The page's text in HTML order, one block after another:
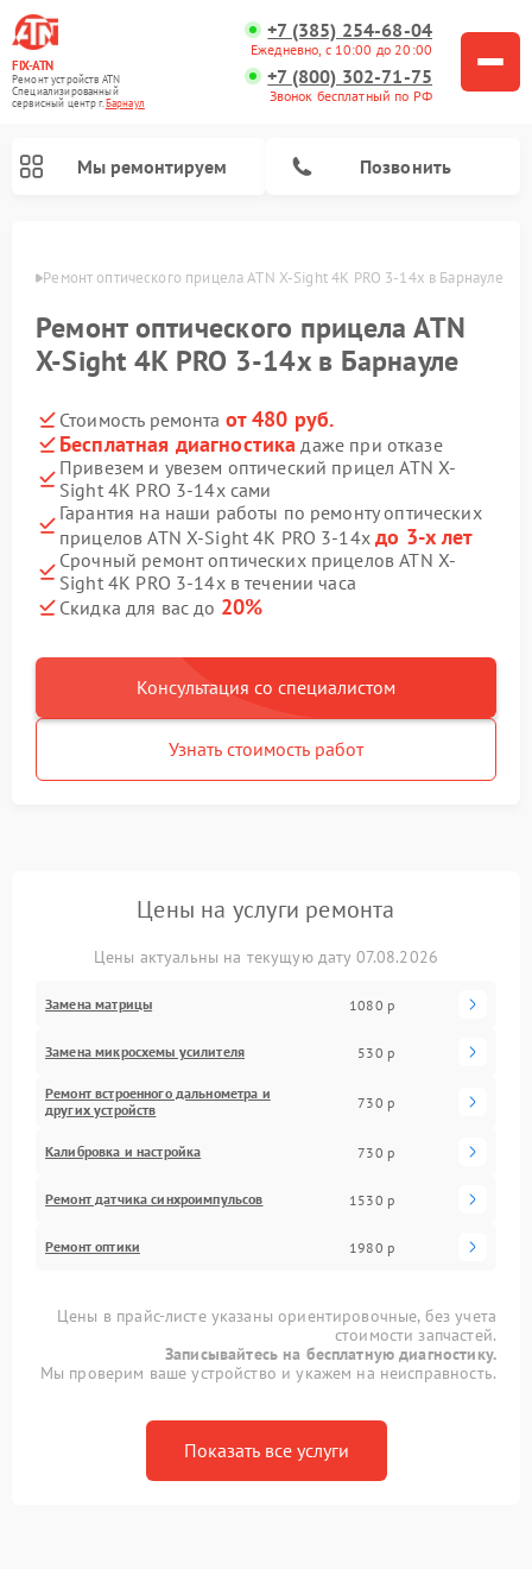
FIX-ATN
Ремонт устройств ATN
Специализированный
cервисный центр г.Барнаул
+7 (385) 254-68-04
Ежедневно, с 10:00 до 20:00
+7 (800) 302-71-75
Звонок бесплатный по РФ
Мы ремонтируем Позвонить
Ремонт оптического прицела ATN X-Sight 4K PRO 3-14x в Барнауле
Ремонт оптического прицела ATN
X-Sight 4K PRO 3-14x в Барнауле
Стоимость ремонта от 480 руб.
Бесплатная диагностика даже при отказе
Привезем и увезем оптический прицел ATN X-
Sight 4K PRO 3-14x сами
Гарантия на наши работы по ремонту оптических
прицелов ATN X-Sight 4K PRO 3-14xдо 3-х лет
Срочный ремонт оптических прицелов ATN X-
Sight 4K PRO 3-14x в течении часа
Скидка для вас до 20%
Консультация со специалистом
Узнать стоимость работ
Цены на услуги ремонта
Цены актуальны на текущую дату 07.08.2026
Замена матрицы 1080 р
Замена микросхемы усилителя 530 р
Ремонт встроенного дальнометра и
других устройств
730 р
Калибровка и настройка 730 р
Ремонт датчика синхроимпульсов 1530 р
Ремонт оптики 1980 р
Цены в прайс-листе указаны ориентировочные, без учета
стоимости запчастей.
Записывайтесь на бесплатную диагностику.
Мы проверим ваше устройство и укажем на неисправность.
Показать все услуги